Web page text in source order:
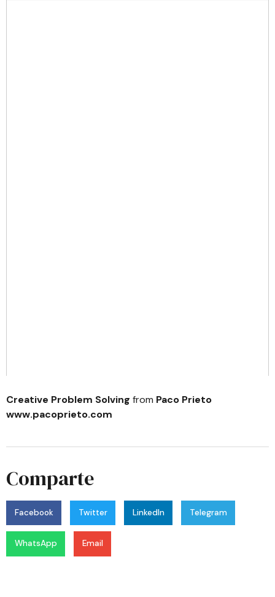
Creative Problem Solving from Paco Prieto
www.pacoprieto.com
Comparte
Facebook Twitter LinkedIn Telegram
WhatsApp Email